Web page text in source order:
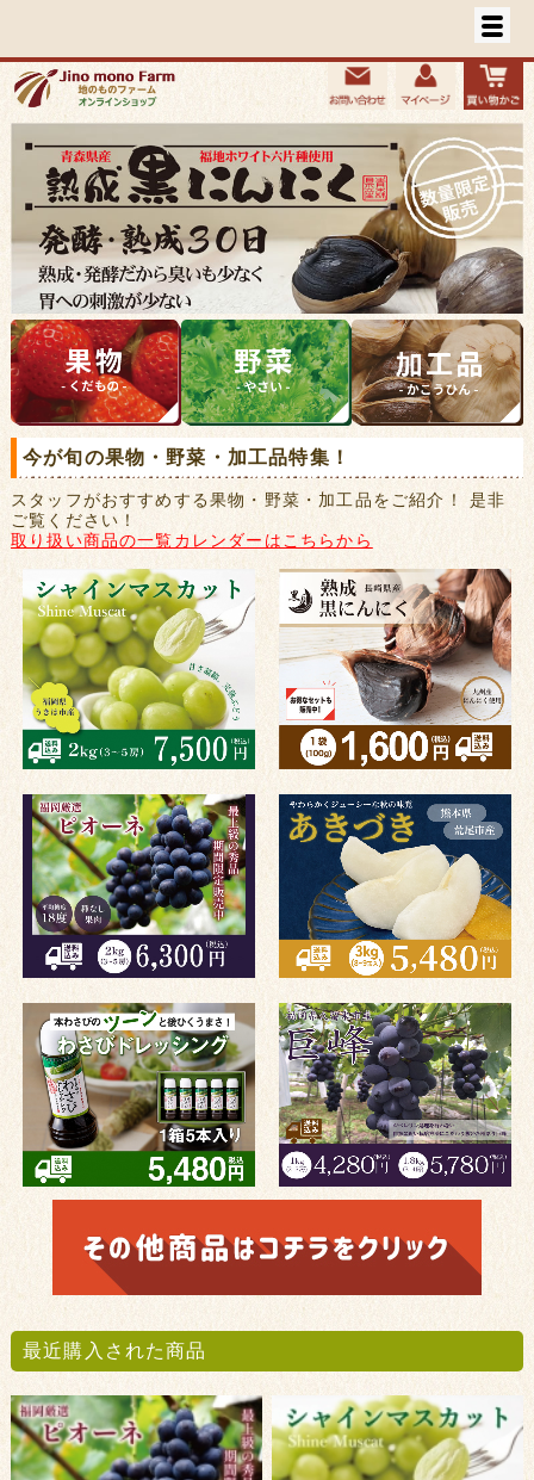
今が旬の果物・野菜・加工品特集！
スタッフがおすすめする果物・野菜・加工品をご紹介！ 是非
ご覧ください！
取り扱い商品の一覧カレンダーはこちらから
最近購入された商品